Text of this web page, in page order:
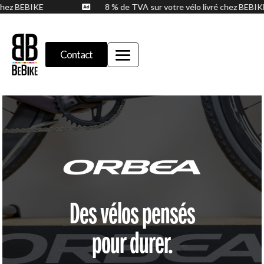
BEBIKE  8 % de TVA sur votre vélo livré chez
Contact
Des vélos pensés
pour durer.